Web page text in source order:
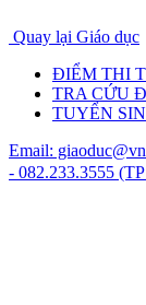
Quay lại Giáo dục
ĐIỂM THI
TRA CỨU
TUYỂN
Email:
- 082.233.3555